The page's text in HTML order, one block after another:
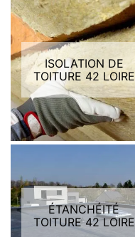
ISOLATION DE
TOITURE 42 LOIRE
ÉTANCHÉITÉ
TOITURE 42 LOIRE